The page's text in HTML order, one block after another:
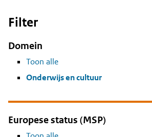
Filter
Domein
Toon alle
Onderwijs en cultuur
Europese status (MSP)